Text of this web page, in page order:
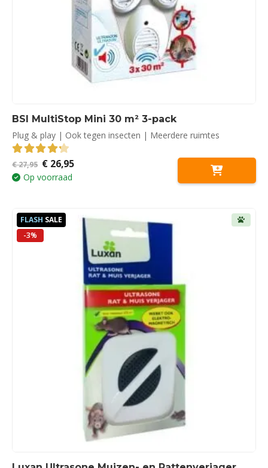
BSI MultiStop Mini 30 m² 3-pack
Plug & play | Ook tegen insecten | Meerdere ruimtes
4.28out of 5
€27,95 Oorspronkelijke
prijs
was:
€26,95Huidige
Op voorraad
FLASH SALE
-3%